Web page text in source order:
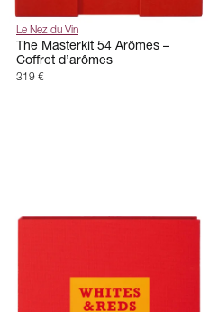
Le Nez du Vin
The Masterkit 54 Arômes –
Coffret d’arômes
319 €